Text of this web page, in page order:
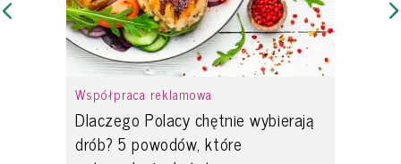
Współpraca reklamowa
Dlaczego Polacy chętnie wybierają
drób? 5 powodów, które